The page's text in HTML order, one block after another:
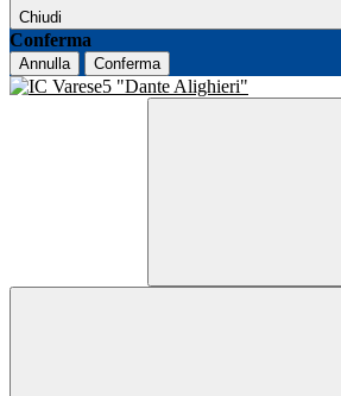
Chiudi
Conferma
Annulla Conferma